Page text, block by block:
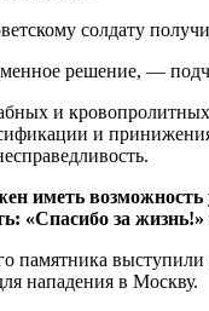
солдату
решение, —
и
и
иметь
«Спасибо за жизнь!»
памятника
нападения в Москву.